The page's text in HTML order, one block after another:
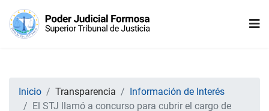
Inicio Transparencia
Información de Interés
El STJ llamó a concurso para cubrir el cargo de